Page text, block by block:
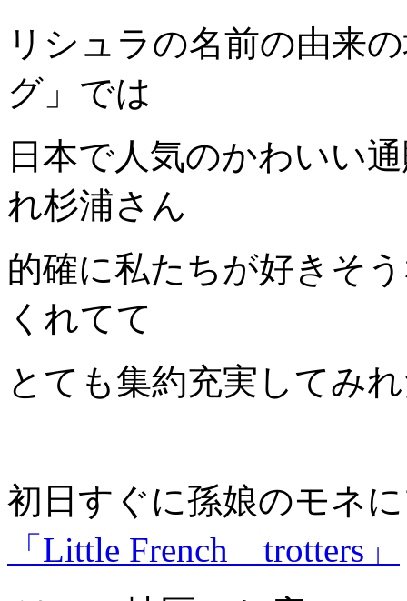
リシュラの名前の由来
グ」では
日本で人気のかわいい
れ杉浦さん
的確に私たちが好きそ
くれてて
とても集約充実してみ
初日すぐに孫娘のモネ
「Little French trotters」